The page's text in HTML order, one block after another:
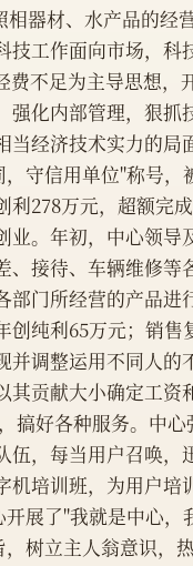
器材、水产品的经
工作面向市场，科
不足为主导思想，
化内部管理，狠抓
当经济技术实力的局
守信用单位"称号，
。年初，中心领导
接待、车辆维修
门所经营的产品进
纯利65万元；销售
调整运用不同人的
其贡献大小确定工资
搞好各种服务。中
，每当用户召唤，
培训班，为用户培
展了"我就是中心，
树立主人翁意识，